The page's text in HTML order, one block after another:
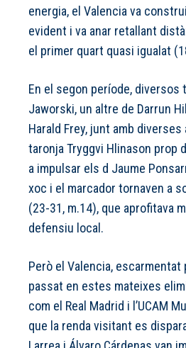
energia, el Valencia va
evident i va anar retallant
el primer quart quasi igualat
En el segon període,
Jaworski, un altre de Darrun
Harald Frey, junt amb
taronja Tryggvi Hlinason prop
a impulsar els d Jaume
xoc i el marcador tornaven a
(23-31, m.14), que aprofitava
defensiu local.
Però el Valencia, escarmentat
passat en estes mateixes
com el Real Madrid i l’UCAM
que la renda visitant es